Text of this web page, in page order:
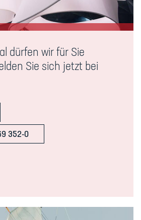
dürfen wir für Sie
Sie sich jetzt bei
352-0